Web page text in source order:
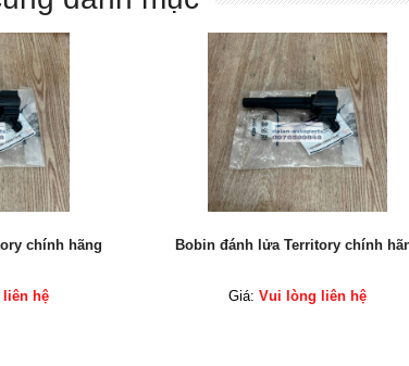
chính hãng
hệ
Bobin đánh lửa Territory chính
Giá:Vui lòng liên hệ